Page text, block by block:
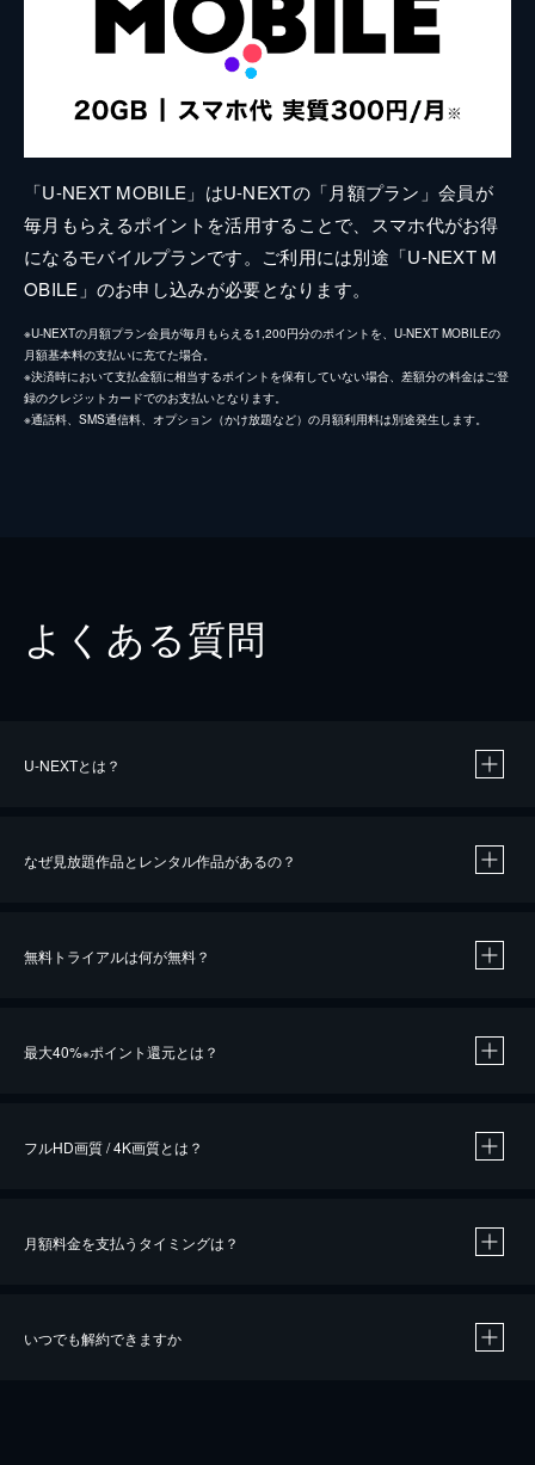
「U-NEXT MOBILE」はU-NEXTの「月額プラン」会員が
毎月もらえるポイントを活用することで、スマホ代がお得
になるモバイルプランです。ご利用には別途「U-NEXT M
OBILE」のお申し込みが必要となります。
※U-NEXTの月額プラン会員が毎月もらえる1,200円分のポイントを、U-NEXT MOBILEの
月額基本料の支払いに充てた場合。
※決済時において支払金額に相当するポイントを保有していない場合、差額分の料金はご登
録のクレジットカードでのお支払いとなります。
※通話料、SMS通信料、オプション（かけ放題など）の月額利用料は別途発生します。
よくある質問
U-NEXTとは？
なぜ見放題作品とレンタル作品があるの？
無料トライアルは何が無料？
最大40%※ポイント還元とは？
※40％ポイント還元の対象は、クレジットカード決済による作品の購入 / レンタルです。
フルHD画質 / 4K画質とは？
月額料金を支払うタイミングは？
いつでも解約できますか